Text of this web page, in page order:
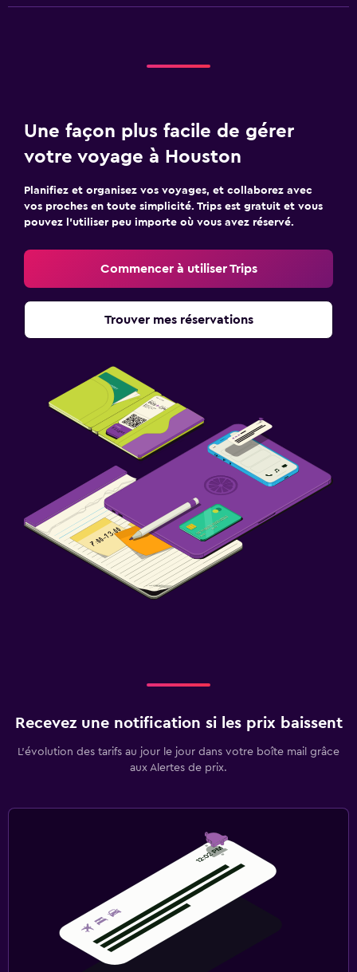
Une façon plus facile de gérer
votre voyage à Houston
Planifiez et organisez vos voyages, et collaborez avec
vos proches en toute simplicité. Trips est gratuit et vous
pouvez l’utiliser peu importe où vous avez réservé.
Commencer à utiliser Trips
Trouver mes réservations
Recevez une notification si les prix baissent
L’évolution des tarifs au jour le jour dans votre boîte mail grâce
aux Alertes de prix.